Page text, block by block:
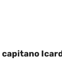
capitano